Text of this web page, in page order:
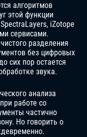
алгоритмов
этой функции
iZotope
сервисами.
разделения
без цифровых
сих пор остается
звука.
анализа
работе со
частично
Но говорить о